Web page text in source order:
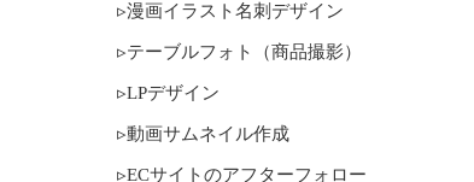
▹漫画イラスト名刺デザイン
▹テーブルフォト（商品撮影）
▹LPデザイン
▹動画サムネイル作成
▹ECサイトのアフターフォロー